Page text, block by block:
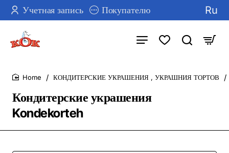
Учетная запись Покупателю Ru
Кондитерские украшения
Kondekorteh
КОНДИТЕРСКИЕ УКРАШЕНИЯ , УКРАШНИЯ ТОРТОВ